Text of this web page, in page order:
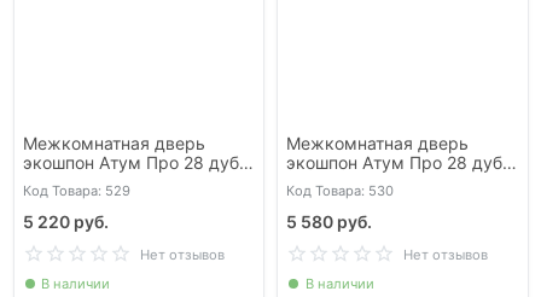
Межкомнатная дверь
экошпон Атум Про 28 дуб
коричневый со стеклом
Код Товара: 529
5 220 руб.
Нет отзывов
В наличии
Межкомнатная дверь
экошпон Атум Про 28 дуб
коричневый со стеклом
лакобель чёрный
Код Товара: 530
5 580 руб.
Нет отзывов
В наличии